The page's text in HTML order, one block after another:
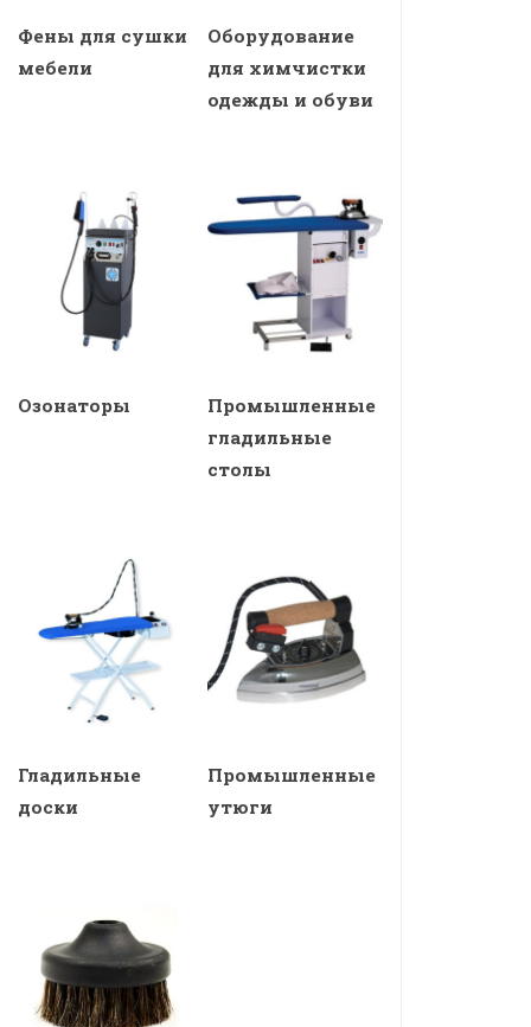
Фены для сушки
мебели
Оборудование
для химчистки
одежды и обуви
Озонаторы
Промышленные
гладильные
столы
Гладильные
доски
Промышленные
утюги